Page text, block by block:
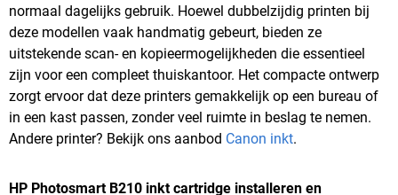
normaal dagelijks gebruik. Hoewel dubbelzijdig printen bij
deze modellen vaak handmatig gebeurt, bieden ze
uitstekende scan- en kopieermogelijkheden die essentieel
zijn voor een compleet thuiskantoor. Het compacte ontwerp
zorgt ervoor dat deze printers gemakkelijk op een bureau of
in een kast passen, zonder veel ruimte in beslag te nemen.
Andere printer? Bekijk ons aanbod Canon inkt.
HP Photosmart B210 inkt cartridge installeren en